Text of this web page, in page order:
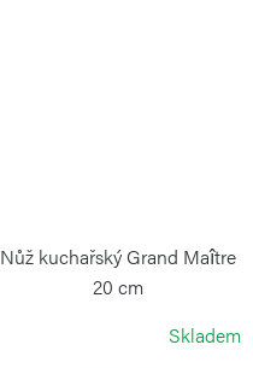
Nůž kuchařský Grand Maître
20 cm
Skladem